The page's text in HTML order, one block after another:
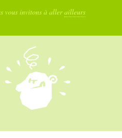
vous invitons à allerailleurs